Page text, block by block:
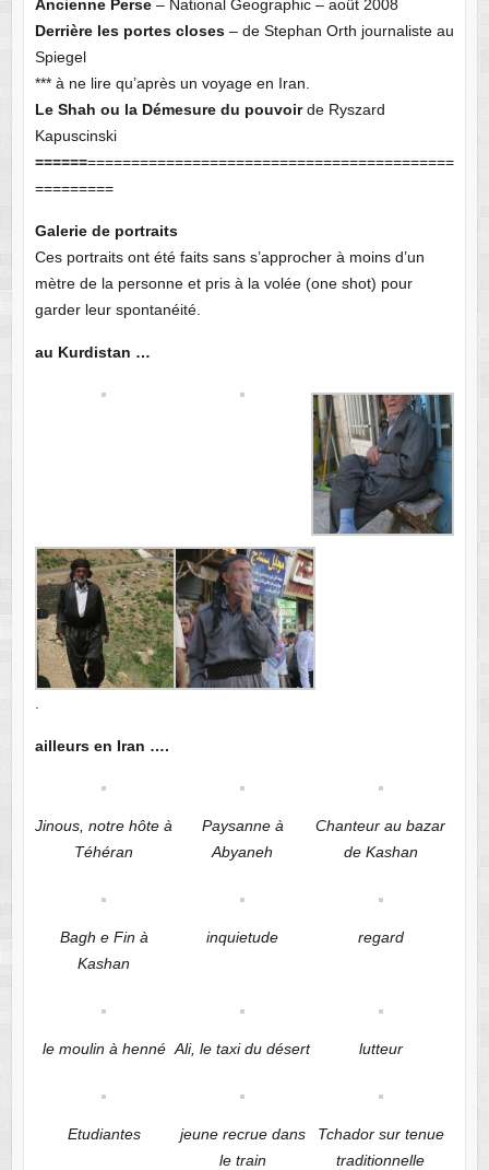
Ancienne Perse– National Geographic – août 2008
Derrière les portes closes– de Stephan Orth journaliste au
Spiegel
*** à ne lire qu’après un voyage en Iran.
Le Shah ou la Démesure du pouvoirde Ryszard
Kapuscinski
================================================
=========
Galerie de portraits
Ces portraits ont été faits sans s’approcher à moins d’un
mètre de la personne et pris à la volée (one shot) pour
garder leur spontanéité.
au Kurdistan …
ailleurs en Iran ….
Jinous, notre hôte à
Téhéran
Paysanne à
Abyaneh
Chanteur au bazar
de Kashan
Bagh e Fin à
Kashan
inquietude regard
le moulin à henné Ali, le taxi du désert lutteur
Etudiantes
jeune recrue dans
le train
Tchador sur tenue
traditionnelle